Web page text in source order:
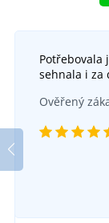
Potřebovala
sehnala i za
Ověřený